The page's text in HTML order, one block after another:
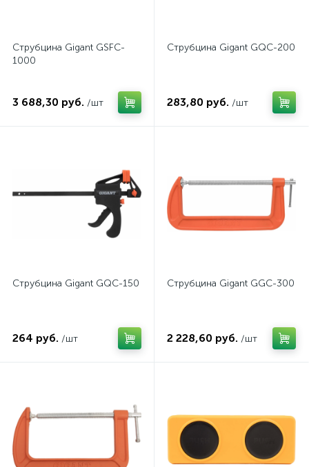
Струбцина Gigant GSFC-
1000
3 688,30 руб. /шт
Струбцина Gigant GQC-200
283,80 руб. /шт
Струбцина Gigant GQC-150
264 руб. /шт
Струбцина Gigant GGC-300
2 228,60 руб. /шт